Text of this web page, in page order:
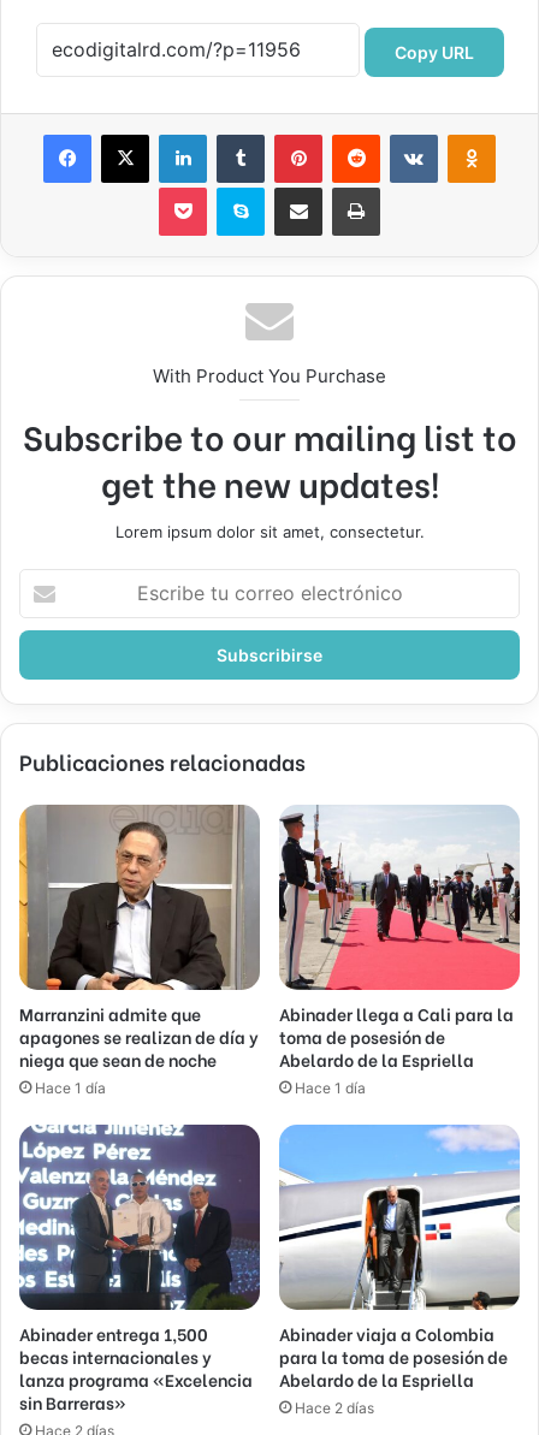
Copy URL
Facebook
X LinkedInTumblr PinterestReddit VKontakte
Pocket Skype Compartir por correo electrónicoImprimir
With Product You Purchase
Subscribe to our mailing list to
get the new updates!
Lorem ipsum dolor sit amet, consectetur.
correo
Publicaciones relacionadas
Marranzini admite que
apagones se realizan de día y
niega que sean de noche
Hace 1 día
Abinader llega a Cali para la
toma de posesión de
Abelardo de la Espriella
Hace 1 día
Abinader entrega 1,500
becas internacionales y
lanza programa «Excelencia
sin Barreras»
Hace 2 días
Abinader viaja a Colombia
para la toma de posesión de
Abelardo de la Espriella
Hace 2 días